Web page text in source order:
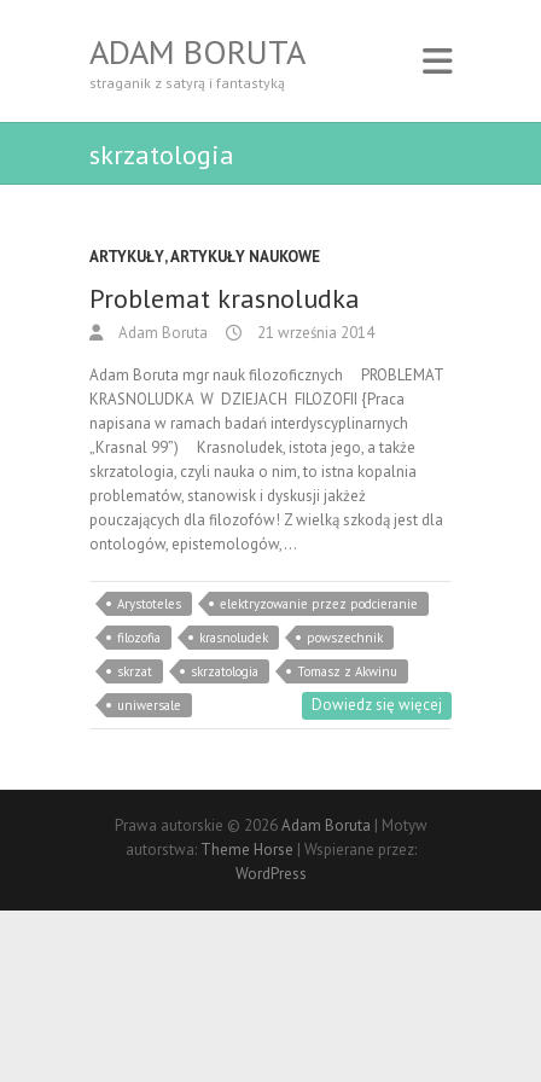
ADAM BORUTA
straganik z satyrą i fantastyką
skrzatologia
ARTYKUŁY,ARTYKUŁY NAUKOWE
Problemat krasnoludka
Adam Boruta 21 września 2014
Adam Boruta mgr nauk filozoficznych PROBLEMAT
KRASNOLUDKA W DZIEJACH FILOZOFII {Praca
napisana w ramach badań interdyscyplinarnych
„Krasnal 99”) Krasnoludek, istota jego, a także
skrzatologia, czyli nauka o nim, to istna kopalnia
problematów, stanowisk i dyskusji jakżeż
pouczających dla filozofów! Z wielką szkodą jest dla
ontologów, epistemologów,…
Arystoteles
elektryzowanie przez podcieranie
filozofia
krasnoludek
powszechnik
skrzat
skrzatologia
Tomasz z Akwinu
uniwersale
Dowiedz się więcej
Prawa autorskie © 2026Adam Boruta | Motyw
autorstwa: Theme Horse | Wspierane przez:
WordPress